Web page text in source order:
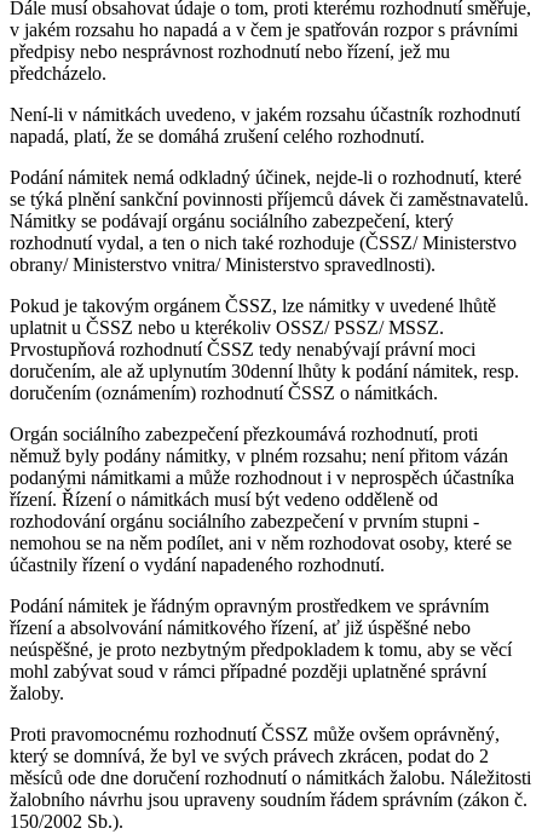
Dále musí obsahovat údaje o tom, proti kterému rozhodnutí směřuje,
v jakém rozsahu ho napadá a v čem je spatřován rozpor s právními
předpisy nebo nesprávnost rozhodnutí nebo řízení, jež mu
předcházelo.
Není-li v námitkách uvedeno, v jakém rozsahu účastník rozhodnutí
napadá, platí, že se domáhá zrušení celého rozhodnutí.
Podání námitek nemá odkladný účinek, nejde-li o rozhodnutí, které
se týká plnění sankční povinnosti příjemců dávek či zaměstnavatelů.
Námitky se podávají orgánu sociálního zabezpečení, který
rozhodnutí vydal, a ten o nich také rozhoduje (ČSSZ/ Ministerstvo
obrany/ Ministerstvo vnitra/ Ministerstvo spravedlnosti).
Pokud je takovým orgánem ČSSZ, lze námitky v uvedené lhůtě
uplatnit u ČSSZ nebo u kterékoliv OSSZ/ PSSZ/ MSSZ.
Prvostupňová rozhodnutí ČSSZ tedy nenabývají právní moci
doručením, ale až uplynutím 30denní lhůty k podání námitek, resp.
doručením (oznámením) rozhodnutí ČSSZ o námitkách.
Orgán sociálního zabezpečení přezkoumává rozhodnutí, proti
němuž byly podány námitky, v plném rozsahu; není přitom vázán
podanými námitkami a může rozhodnout i v neprospěch účastníka
řízení. Řízení o námitkách musí být vedeno odděleně od
rozhodování orgánu sociálního zabezpečení v prvním stupni -
nemohou se na něm podílet, ani v něm rozhodovat osoby, které se
účastnily řízení o vydání napadeného rozhodnutí.
Podání námitek je řádným opravným prostředkem ve správním
řízení a absolvování námitkového řízení, ať již úspěšné nebo
neúspěšné, je proto nezbytným předpokladem k tomu, aby se věcí
mohl zabývat soud v rámci případné později uplatněné správní
žaloby.
Proti pravomocnému rozhodnutí ČSSZ může ovšem oprávněný,
který se domnívá, že byl ve svých právech zkrácen, podat do 2
měsíců ode dne doručení rozhodnutí o námitkách žalobu. Náležitosti
žalobního návrhu jsou upraveny soudním řádem správním (zákon č.
150/2002 Sb.).